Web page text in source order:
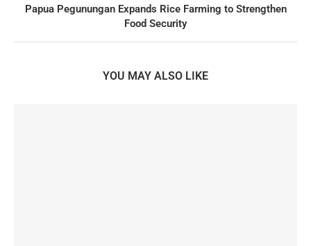
Papua Pegunungan Expands Rice Farming to Strengthen
Food Security
YOU MAY ALSO LIKE